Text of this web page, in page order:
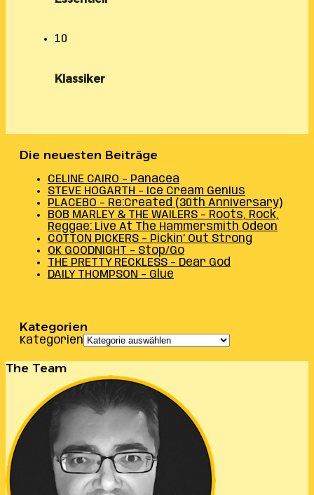
10
Klassiker
Die neuesten Beiträge
CELINE CAIRO – Panacea
STEVE HOGARTH – Ice Cream Genius
PLACEBO – Re:Created (30th Anniversary)
BOB MARLEY & THE WAILERS – Roots, Rock,
Reggae: Live At The Hammersmith Odeon
COTTON PICKERS – Pickin’ Out Strong
OK GOODNIGHT – Stop/Go
THE PRETTY RECKLESS – Dear God
DAILY THOMPSON – Glue
Kategorien
Kategorien
The Team